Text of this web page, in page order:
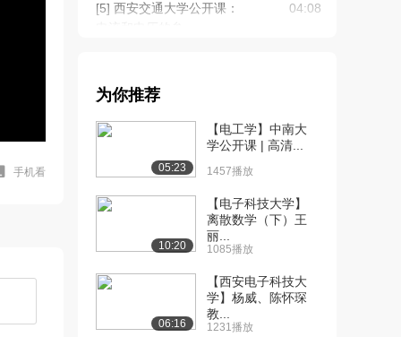
手机看
[5] 西安交通大学公开课：
04:08
关联、非关参考...
[7] 西安交通大学公开课：
03:51
[8] 西安交通大学公开课：
电阻元件实物
00:45
[9] 西安交通大学公开课：
电压源和电流源...
1.6万播放
05:21
为你推荐
05:23
【电工学】中南大
学公开课 | 高清...
1457播放
10:20
【电子科技大学】
离散数学（下）王
丽...
1085播放
06:16
【西安电子科技大
学】杨威、陈怀琛
教...
1231播放